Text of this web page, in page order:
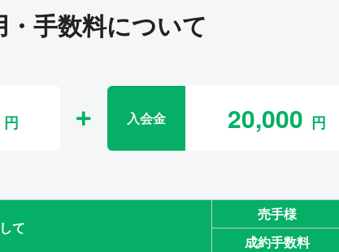
・手数料について
入会金 20,000
て
売手様
成約手数料